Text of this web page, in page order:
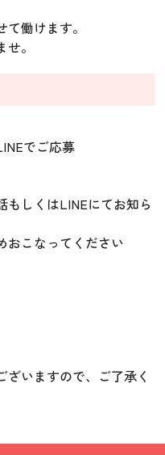
働けます。
。
でご応募
もしくはLINEにてお知ら
こなってください
いますので、ご了承く